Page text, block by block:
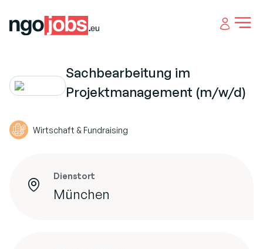
Open
Sachbearbeitung im
Projektmanagement (m/w/d)
Wirtschaft & Fundraising
Dienstort
München